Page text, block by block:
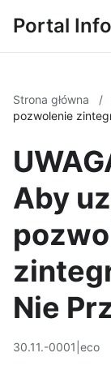
Portal
Strona główna /
pozwolenie
Aby
Nie
30.11.-0001 eco